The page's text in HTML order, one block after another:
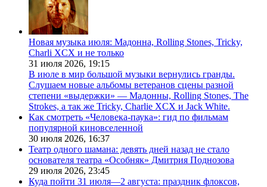
Новая музыка июля: Мадонна, Rolling Stones, Tricky,
Charli XCX и не только
31 июля 2026, 19:15
В июле в мир большой музыки вернулись гранды.
Слушаем новые альбомы ветеранов сцены разной
степени «выдержки» — Мадонны, Rolling Stones, The
Strokes, а так же Tricky, Charlie XCX и Jack White.
Как смотреть «Человека-паука»: гид по фильмам
популярной киновселенной
30 июля 2026, 16:37
Театр одного шамана: девять дней назад не стало
основателя театра «Особняк» Дмитрия Поднозова
29 июля 2026, 23:45
Куда пойти 31 июля—2 августа: праздник флоксов,